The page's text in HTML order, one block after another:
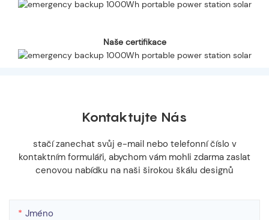
Naše certifikace
Kontaktujte Nás
stačí zanechat svůj e-mail nebo telefonní číslo v
kontaktním formuláři, abychom vám mohli zdarma zaslat
cenovou nabídku na naši širokou škálu designů
Jméno